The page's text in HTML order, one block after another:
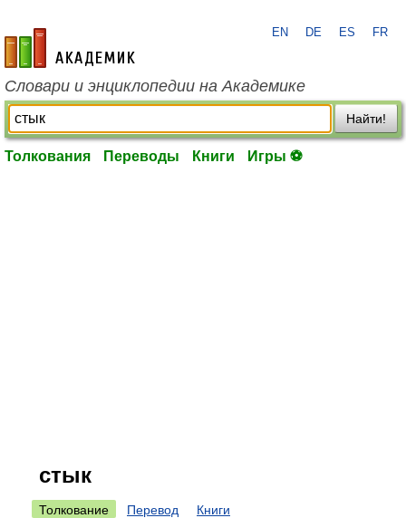
academic.ru
EN DE ES FR
Словари и энциклопедии на Академике
Найти!
Толкования Переводы Книги Игры ⚽
стык
Толкование Перевод Книги